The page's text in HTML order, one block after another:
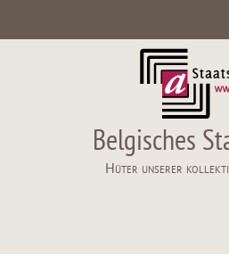
Belgisches
Hüter unserer